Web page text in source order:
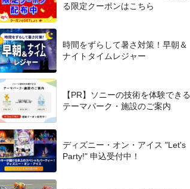
る限定クーポンはこちら
時間をずらして暑さ対策！早朝＆
ナイトタイムレジャー
【PR】ソニーの技術を体験できる
テーマパーク・施設のご案内
ディズニー・オン・アイス "Let's
Party!" 申込受付中！